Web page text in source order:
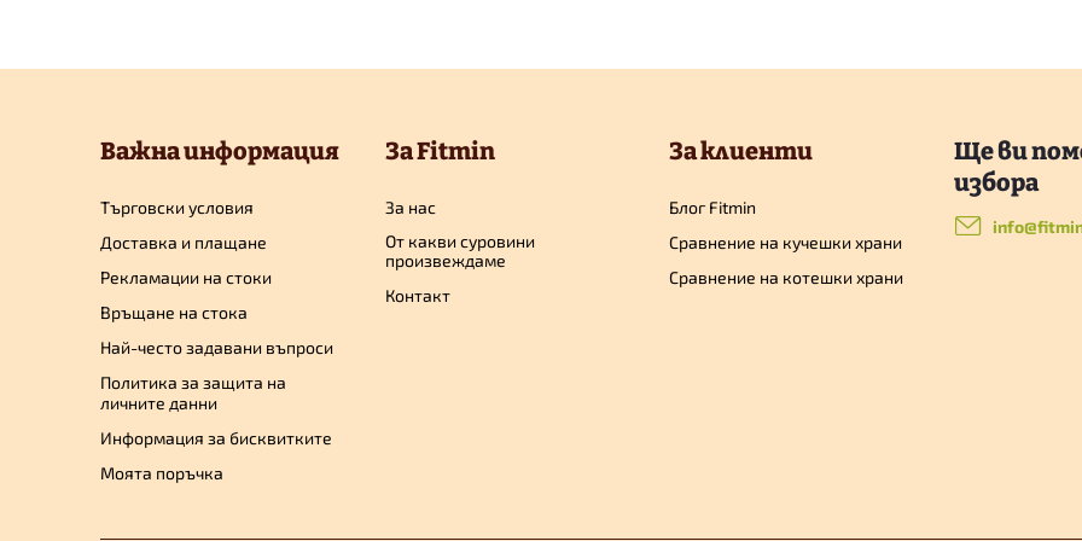
Важна информация
Търговски условия
Доставка и плащане
Рекламации на стоки
Връщане на стока
Най-често задавани въпроси
Политика за защита на
личните данни
Информация за бисквитките
Моята поръчка
За Fitmin
За нас
От какви суровини
произвеждаме
Контакт
За клиенти
Блог Fitmin
Сравнение на кучешки храни
Сравнение на котешки храни
info@